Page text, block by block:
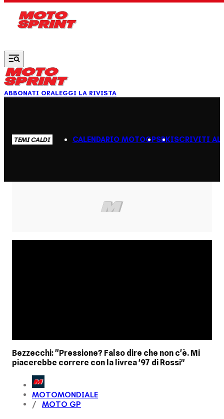
ABBONATI ORALEGGI LA RIVISTA
TEMI CALDI CALENDARIO MOTOGPSBKISCRIVITI AL
Bezzecchi: "Pressione? Falso dire che non c'è. Mi
piacerebbe correre con la livrea '97 di Rossi"
MOTOMONDIALE
MOTO GP